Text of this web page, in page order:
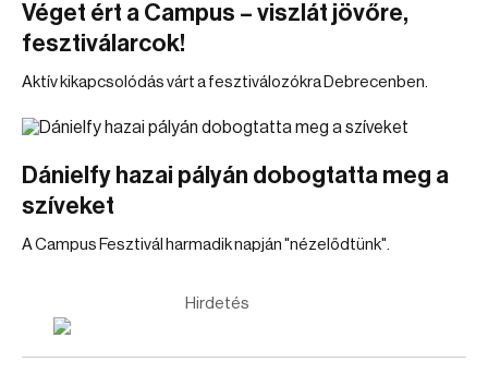
Véget ért a Campus – viszlát jövőre,
fesztiválarcok!
Aktív kikapcsolódás várt a fesztiválozókra Debrecenben.
Dánielfy hazai pályán dobogtatta meg a
szíveket
A Campus Fesztivál harmadik napján "nézelődtünk".
Hirdetés